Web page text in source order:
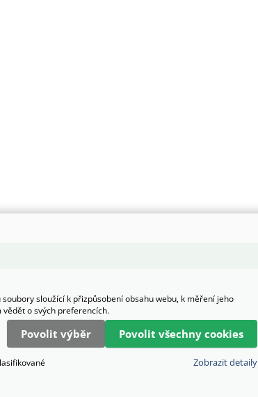
sloužící k přizpůsobení obsahu webu, k měření jeho
o svých preferencích.
Povolit výběr Povolit všechny cookies
Zobrazit detaily